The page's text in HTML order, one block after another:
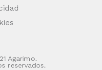
Agarimo.
reservados.